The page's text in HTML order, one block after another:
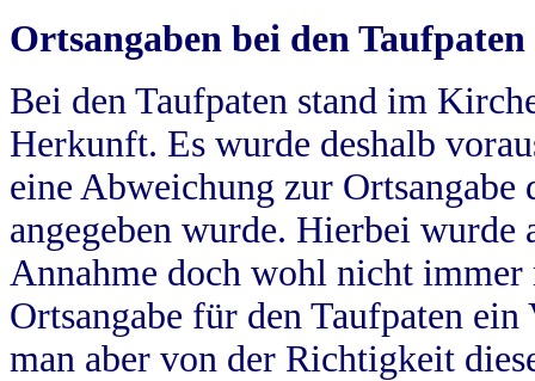
Ortsangaben bei den Taufpaten
Bei den Taufpaten stand im
Herkunft. Es wurde deshalb
eine Abweichung zur
angegeben wurde. Hierbei wurde
Annahme doch wohl nicht
Ortsangabe für den Taufpaten
man aber von der Richtigkeit